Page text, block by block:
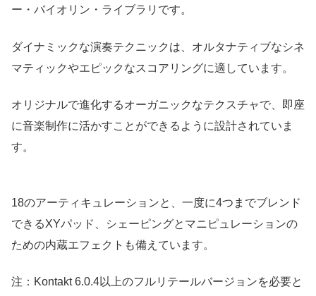
ー・バイオリン・ライブラリです。
ダイナミックな演奏テクニックは、オルタナティブなシネ
マティックやエピックなスコアリングに適しています。
オリジナルで進化するオーガニックなテクスチャで、即座
に音楽制作に活かすことができるように設計されていま
す。
18のアーティキュレーションと、一度に4つまでブレンド
できるXYパッド、シェーピングとマニピュレーションの
ための内蔵エフェクトも備えています。
注：Kontakt 6.0.4以上のフルリテールバージョンを必要と